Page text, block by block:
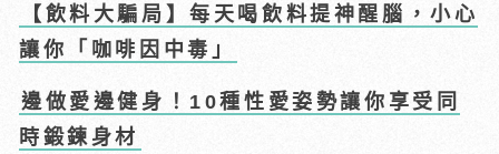
【飲料大騙局】每天喝飲料提神醒腦，小心
讓你「咖啡因中毒」
邊做愛邊健身！10種性愛姿勢讓你享受同
時鍛鍊身材